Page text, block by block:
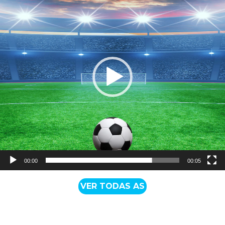
vídeo
00:00 00:05
VER TODAS AS